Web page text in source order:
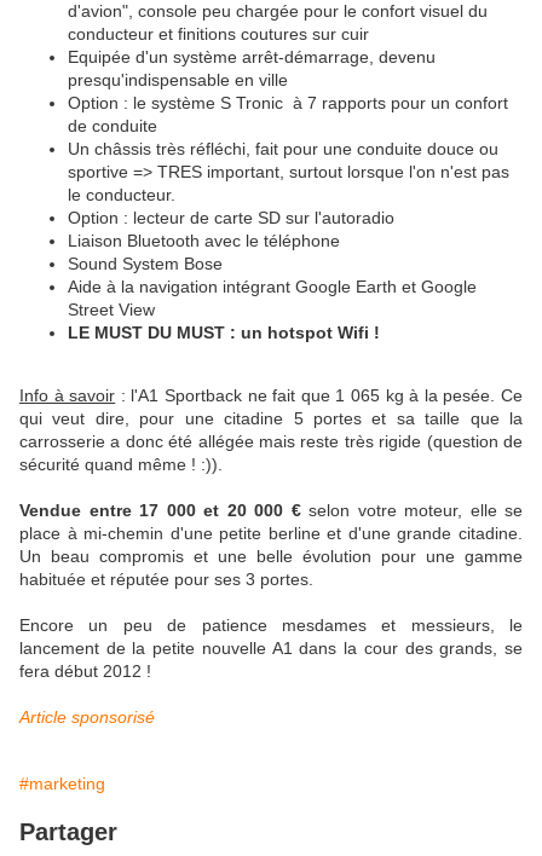
d'avion", console peu chargée pour le confort visuel du
conducteur et finitions coutures sur cuir
Equipée d'un système arrêt-démarrage, devenu
presqu'indispensable en ville
Option : le système S Tronic à 7 rapports pour un confort
de conduite
Un châssis très réfléchi, fait pour une conduite douce ou
sportive => TRES important, surtout lorsque l'on n'est pas
le conducteur.
Option : lecteur de carte SD sur l'autoradio
Liaison Bluetooth avec le téléphone
Sound System Bose
Aide à la navigation intégrant Google Earth et Google
Street View
LE MUST DU MUST : un hotspot Wifi !
Info à savoir : l'A1 Sportback ne fait que 1 065 kg à la pesée. Ce
qui veut dire, pour une citadine 5 portes et sa taille que la
carrosserie a donc été allégée mais reste très rigide (question de
sécurité quand même ! :)).
Vendue entre 17 000 et 20 000 €selon votre moteur, elle se
place à mi-chemin d'une petite berline et d'une grande citadine.
Un beau compromis et une belle évolution pour une gamme
habituée et réputée pour ses 3 portes.
Encore un peu de patience mesdameset messieurs, le
lancement de la petite nouvelle A1 dans la cour des grands, se
fera début 2012 !
Article sponsorisé
#marketing
Partager